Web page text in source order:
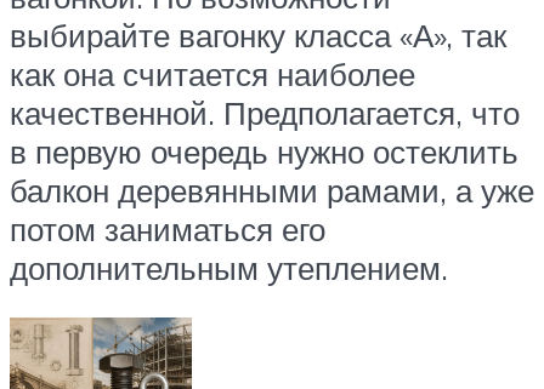
выбирайте вагонку класса «А», так
как она считается наиболее
качественной. Предполагается, что
в первую очередь нужно остеклить
балкон деревянными рамами, а уже
потом заниматься его
дополнительным утеплением.